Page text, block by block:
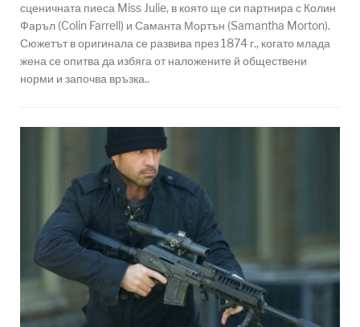
сценичната пиеса Miss Julie, в която ще си партнира с Колин
Фаръл (Colin Farrell) и Саманта Мортън (Samantha Morton).
Сюжетът в оригинала се развива през 1874 г., когато млада
жена се опитва да избяга от наложените й обществени
норми и започва връзка..